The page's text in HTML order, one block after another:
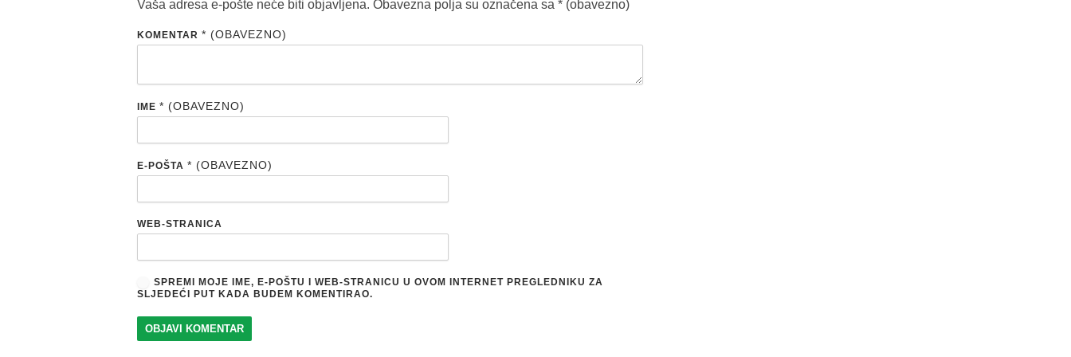
Vaša adresa e-pošte neće biti objavljena. Obavezna polja su označena sa * (obavezno)
KOMENTAR * (OBAVEZNO)
IME * (OBAVEZNO)
E-POŠTA * (OBAVEZNO)
WEB-STRANICA
SPREMI MOJE IME, E-POŠTU I WEB-STRANICU U OVOM INTERNET PREGLEDNIKU ZA
SLJEDEĆI PUT KADA BUDEM KOMENTIRAO.